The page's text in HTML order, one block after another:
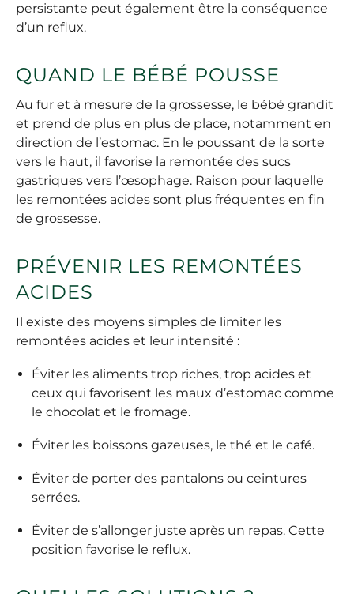
persistante peut également être la conséquence
d’un reflux.
QUAND LE BÉBÉ POUSSE
Au fur et à mesure de la grossesse, le bébé grandit
et prend de plus en plus de place, notamment en
direction de l’estomac. En le poussant de la sorte
vers le haut, il favorise la remontée des sucs
gastriques vers l’œsophage. Raison pour laquelle
les remontées acides sont plus fréquentes en fin
de grossesse.
PRÉVENIR LES REMONTÉES
ACIDES
Il existe des moyens simples de limiter les
remontées acides et leur intensité :
Éviter les aliments trop riches, trop acides et
ceux qui favorisent les maux d’estomac comme
le chocolat et le fromage.
Éviter les boissons gazeuses, le thé et le café.
Éviter de porter des pantalons ou ceintures
serrées.
Éviter de s’allonger juste après un repas. Cette
position favorise le reflux.